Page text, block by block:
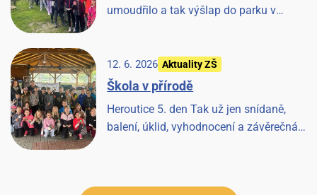
umoudřilo a tak výšlap do parku v
večerní diskotékou.
12. 6. 2026 Aktuality ZŠ
Škola v přírodě
Heroutice 5. den Tak už jen snídaně,
balení, úklid, vyhodnocení a závěrečná